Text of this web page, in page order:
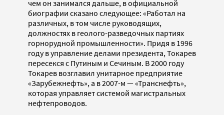
чем он занимался дальше, в официальной
биографии сказано следующее: «Работал на
различных, в том числе руководящих,
должностях в геолого-разведочных партиях
горнорудной промышленности». Придя в 1996
году в управление делами президента, Токарев
пересекся с Путиным и Сечиным. В 2000 году
Токарев возглавил унитарное предприятие
«Зарубежнефть», а в 2007-м — «Транснефть»,
которая управляет системой магистральных
нефтепроводов.